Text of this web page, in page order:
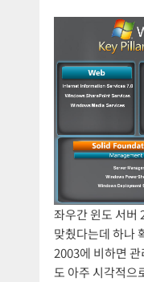
좌우간 윈도 서버
맞췄다는데 하나
2003에 비하면
도 아주 시각적으